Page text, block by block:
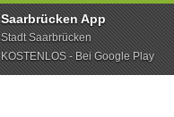
Saarbrücken App
Stadt Saarbrücken
KOSTENLOS - Bei Google Play